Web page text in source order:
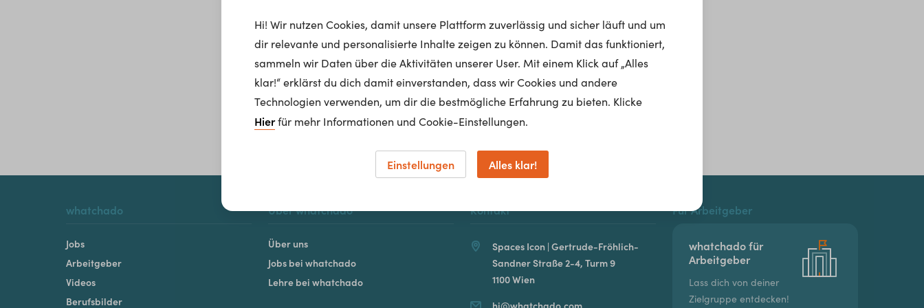
Homepage
whatchado
Jobs
Arbeitgeber
Videos
Berufsbilder
Über whatchado
Über uns
Jobs bei whatchado
Lehre bei whatchado
Kontakt
Spaces Icon | Gertrude-Fröhlich-
Sandner Straße 2-4, Turm 9
1100 Wien
hi@whatchado.com
Für Arbeitgeber
whatchado für
Arbeitgeber
Lass dich von deiner
Zielgruppe entdecken!
Hi! Wir nutzen Cookies, damit unsere Plattform zuverlässig und sicher läuft und um
dir relevante und personalisierte Inhalte zeigen zu können. Damit das funktioniert,
sammeln wir Daten über die Aktivitäten unserer User. Mit einem Klick auf „Alles
klar!“ erklärst du dich damit einverstanden, dass wir Cookies und andere
Technologien verwenden, um dir die bestmögliche Erfahrung zu bieten. Klicke
Hierfür mehr Informationen und Cookie-Einstellungen.
Einstellungen Alles klar!